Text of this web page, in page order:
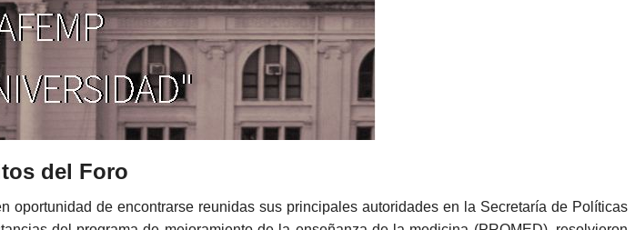
del Foro
de encontrarse reunidas sus principales autoridades en la Secretaría de Políticas